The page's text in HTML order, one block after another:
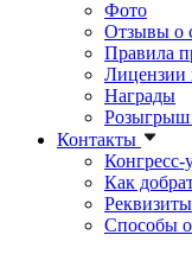
Фото
Отзывы о
Правила
Лицензии
Награды
Розыгрыш
Контакты
Конгресс-
Как
Реквизиты
Способы